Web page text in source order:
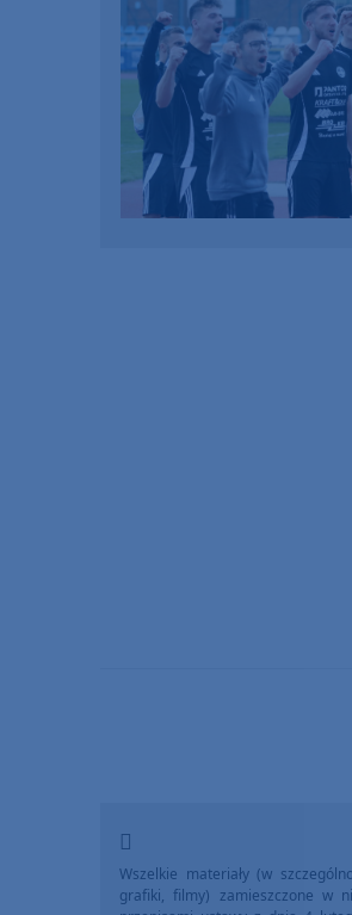
Wszelkie materiały (w
grafiki, filmy) zamieszczone w